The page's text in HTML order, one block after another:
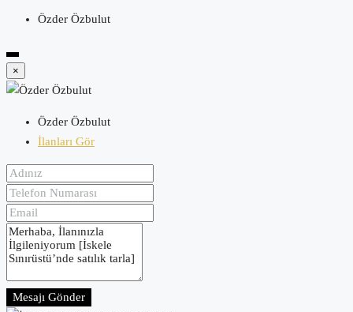
Özder Özbulut
×
Özder Özbulut
İlanları Gör
Mesajı Gönder